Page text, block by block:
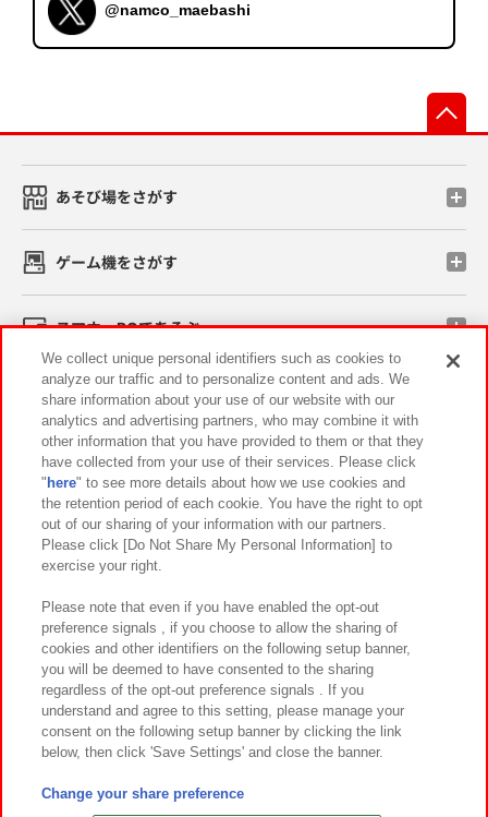
@namco_maebashi
あそび場をさがす
ゲーム機をさがす
スマホ・PCであそぶ
イベント・キャンペーン
関連会社 サステナビリティ サイトポリシー
プライバシーポリシー ウェブアクセシビリティ方針と検証結果
お取引先さまとともに
カスタマーハラスメント対応方針 よくあるご質問・お問い合わせ
©Bandai Namco Amusement Inc.
©Bandai Namco Amusement Lab Inc.
We collect unique personal identifiers such as cookies to
analyze our traffic and to personalize content and ads. We
share information about your use of our website with our
analytics and advertising partners, who may combine it with
other information that you have provided to them or that they
have collected from your use of their services. Please click
" here" to see more details about how we use cookies and
the retention period of each cookie. You have the right to opt
out of our sharing of your information with our partners.
Please click [Do Not Share My Personal Information] to
exercise your right.
Please note that even if you have enabled the opt-out
preference signals , if you choose to allow the sharing of
cookies and other identifiers on the following setup banner,
you will be deemed to have consented to the sharing
regardless of the opt-out preference signals . If you
understand and agree to this setting, please manage your
consent on the following setup banner by clicking the link
below, then click 'Save Settings' and close the banner.
Change your share preference